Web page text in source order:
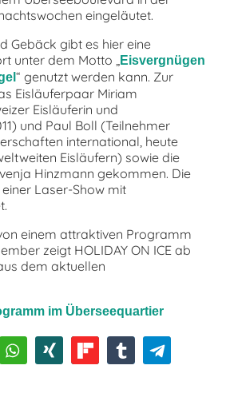
eingeläutet.
Gebäck gibt es hier eine
unter dem Motto „Eisvergnügen
“ genutzt werden kann. Zur
Eisläuferpaar Miriam
Eisläuferin und
und Paul Boll (Teilnehmer
international, heute
Eisläufern) sowie die
Hinzmann gekommen. Die
Laser-Show mit
einem attraktiven Programm
zeigt HOLIDAY ON ICE ab
dem aktuellen
im Überseequartier